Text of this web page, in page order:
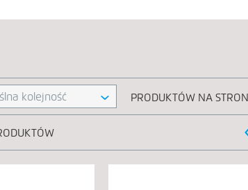
kolejność PRODUKTÓW NA
‹ POPRZEDNIE